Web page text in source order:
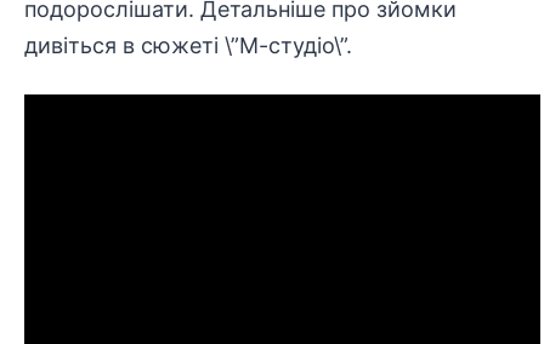
подорослішати. Детальніше про зйомки
дивіться в сюжеті \”М-студіо\”.